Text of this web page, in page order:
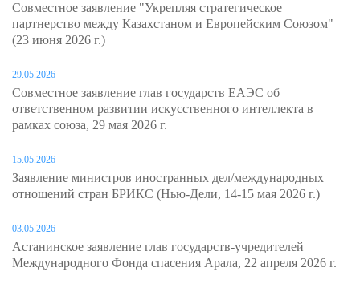
Совместное заявление "Укрепляя стратегическое
партнерство между Казахстаном и Европейским Союзом"
(23 июня 2026 г.)
29.05.2026
Совместное заявление глав государств ЕАЭС об
ответственном развитии искусственного интеллекта в
рамках союза, 29 мая 2026 г.
15.05.2026
Заявление министров иностранных дел/международных
отношений стран БРИКС (Нью-Дели, 14-15 мая 2026 г.)
03.05.2026
Астанинское заявление глав государств-учредителей
Международного Фонда спасения Арала, 22 апреля 2026 г.